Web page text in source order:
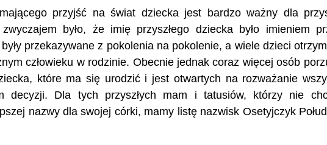
przyjść na świat dziecka jest bardzo ważny dla
było, że imię przyszłego dziecka było imieniem
przekazywane z pokolenia na pokolenie, a wiele dzieci
człowieku w rodzinie. Obecnie jednak coraz więcej osób
które ma się urodzić i jest otwartych na rozważanie
decyzji. Dla tych przyszłych mam i tatusiów, którzy nie
nazwy dla swojej córki, mamy listę nazwisk Osetyjczyk